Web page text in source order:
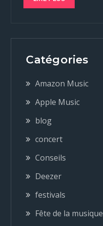
Catégories
Amazon Music
Apple Music
blog
concert
Conseils
Deezer
festivals
Fête de la musique